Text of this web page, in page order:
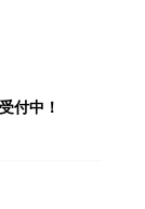
付中！